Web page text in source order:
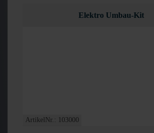
Elektro Umbau-Kit
ArtikelNr.: 103000